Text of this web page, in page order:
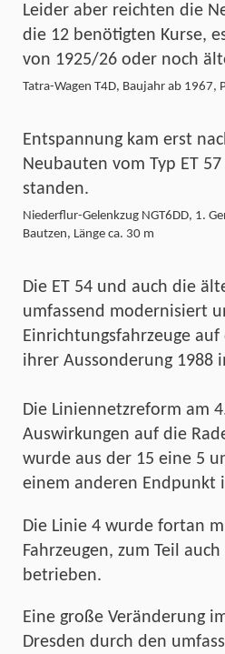
Leider aber reichten die
die 12 benötigten Kurse,
von 1925/26 oder noch
Tatra-Wagen T4D, Baujahr ab 1967,
Entspannung kam erst
Neubauten vom Typ ET
standen.
Niederflur-Gelenkzug NGT6DD, 1.
Bautzen, Länge ca. 30 m
Die ET 54 und auch die
umfassend modernisiert
Einrichtungsfahrzeuge
ihrer Aussonderung 1988
Die Liniennetzreform am
Auswirkungen auf die
wurde aus der 15 eine 5
einem anderen Endpunkt
Die Linie 4 wurde fortan
Fahrzeugen, zum Teil
betrieben.
Eine große Veränderung
Dresden durch den